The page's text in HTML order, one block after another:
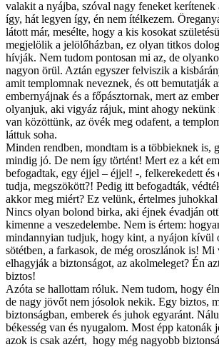
valakit a nyájba, szóval nagy feneket kerítenek
így, hát legyen így, én nem ítélkezem.
látott már, mesélte, hogy a kis kosokat
megjelölik a jelölőházban, ez olyan titkos
hívják. Nem tudom pontosan mi az, de
nagyon örül. Aztán egyszer felviszik a
amit templomnak neveznek, és ott bemutatják
embernyájnak és a főpásztornak, mert az
olyanjuk, aki vigyáz rájuk, mint ahogy nekünk
van közöttünk, az övék meg odafent, a
láttuk soha.
Minden rendben, mondtam is a többieknek is,
mindig jó. De nem így történt! Mert ez a két
befogadtak, egy éjjel – éjjel! -, felkerekedett és
tudja, megszökött?! Pedig itt befogadták,
akkor meg miért? Ez velünk, értelmes
Nincs olyan bolond birka, aki éjnek évadján
kimenne a veszedelembe. Nem is értem:
mindannyian tudjuk, hogy kint, a nyájon kívül
sötétben, a farkasok, de még oroszlánok is! Mi
elhagyják a biztonságot, az akolmeleget? Én
biztos!
Azóta se hallottam róluk. Nem tudom, hogy
de nagy jövőt nem jósolok nekik. Egy biztos,
biztonságban, emberek és juhok egyaránt.
békesség van és nyugalom. Most épp katonák
azok is csak azért, hogy még nagyobb